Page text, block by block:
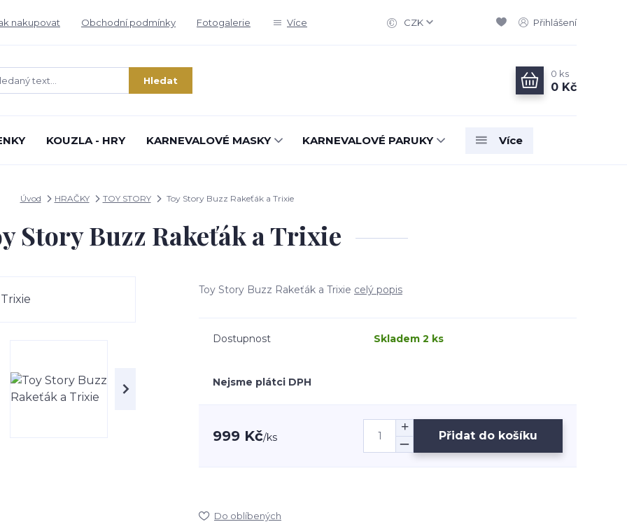
nakupovat Obchodní podmínky Fotogalerie Více CZK Přihlášení
Hledat
0 ks
0 Kč
KOUZLA - HRY KARNEVALOVÉ MASKY KARNEVALOVÉ PARUKY Více
Úvod HRAČKY TOY STORY Toy Story Buzz Rakeťák a Trixie
Story Buzz Rakeťák a Trixie
Toy Story Buzz Rakeťák a Trixie celý popis
Dostupnost Skladem 2 ks
Nejsme plátci DPH
999 Kč/ks Přidat do košíku
Do oblíbených